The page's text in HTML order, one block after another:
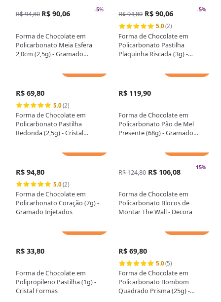
-5%
R$ 94,80 R$ 90,06
Forma de Chocolate em
Policarbonato Meia Esfera
2,0cm (2,5g) - Gramado
-5%
R$ 94,80 R$ 90,06
5.0(2)
Forma de Chocolate em
Policarbonato Pastilha
Plaquinha Riscada (3g) -
R$ 69,80
5.0(2)
Forma de Chocolate em
Policarbonato Pastilha
Redonda (2,5g) - Cristal
R$ 119,90
Forma de Chocolate em
Policarbonato Pão de Mel
Presente (68g) - Gramado
R$ 94,80
5.0(2)
Forma de Chocolate em
Policarbonato Coração (7g) -
Gramado Injetados
-15%
R$ 124,80 R$ 106,08
Forma de Chocolate em
Policarbonato Blocos de
Montar The Wall - Decora
R$ 33,80
Forma de Chocolate em
Polipropileno Pastilha (1g) -
Cristal Formas
R$ 69,80
5.0(5)
Forma de Chocolate em
Policarbonato Bombom
Quadrado Prisma (25g) -